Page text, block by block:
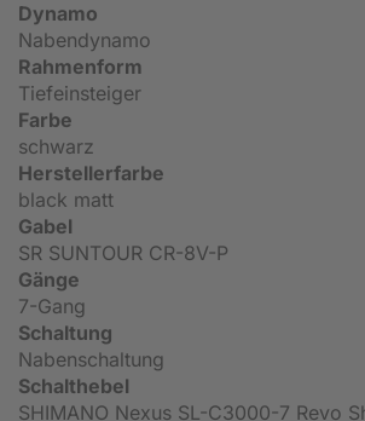
Dynamo
Nabendynamo
Rahmenform
Tiefeinsteiger
Farbe
schwarz
Herstellerfarbe
black matt
Gabel
SR SUNTOUR CR-8V-P
Gänge
7-Gang
Schaltung
Nabenschaltung
Schalthebel
SHIMANO Nexus SL-C3000-7 Revo